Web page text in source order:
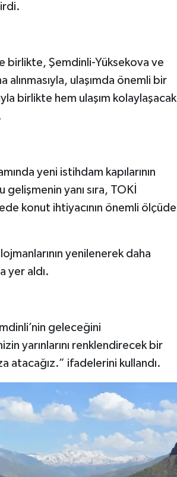
birlikte, Şemdinli-Yüksekova ve
alınmasıyla, ulaşımda önemli bir
birlikte hem ulaşım kolaylaşacak
yeni istihdam kapılarının
yanı sıra, TOKİ
konut ihtiyacının önemli ölçüde
yenilenerek daha
yer aldı.
geleceğini
yarınlarını renklendirecek bir
ifadelerini kullandı.